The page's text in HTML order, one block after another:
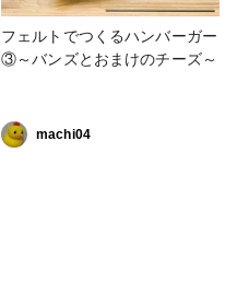
フェルトでつくるハンバーガー
③～バンズとおまけのチーズ～
machi04